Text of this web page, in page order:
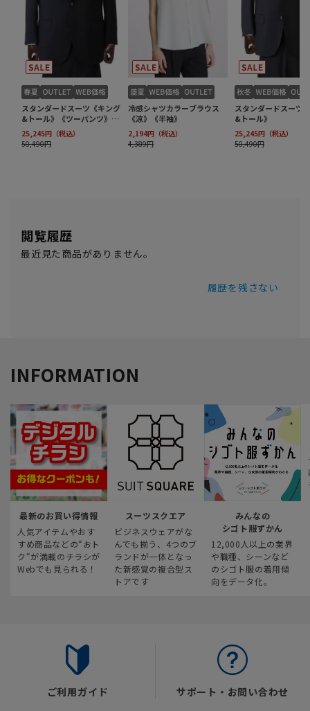
閲覧履歴
最近見た商品がありません。
履歴を残さない
INFORMATION
最新のお買い得情報
人気アイテムやおす
すめ商品などの“おト
ク“が満載のチラシが
Webでも見られる！
スーツスクエア
ビジネスウェアがな
んでも揃う、4つのブ
ランドが一体となっ
た新感覚の複合型ス
トアです
みんなの
シゴト服ずかん
12,000人以上の業界
や職種、シーンなど
のシゴト服の着用傾
向をデータ化。
ご利用ガイド サポート・お問い合わせ